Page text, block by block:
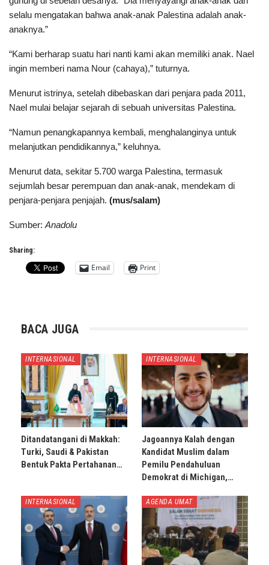
selalu mengatakan bahwa anak-anak Palestina adalah anak-
anaknya.”
“Kami berharap suatu hari nanti kami akan memiliki anak. Nael
ingin memberi nama Nour (cahaya),” tuturnya.
Menurut istrinya, setelah dibebaskan dari penjara pada 2011,
Nael mulai belajar sejarah di sebuah universitas Palestina.
“Namun penangkapannya kembali, menghalanginya untuk
melanjutkan pendidikannya,” keluhnya.
Menurut data, sekitar 5.700 warga Palestina, termasuk
sejumlah besar perempuan dan anak-anak, mendekam di
penjara-penjara penjajah. (mus/salam)
Sumber: Anadolu
Sharing:
Email Print
BACA JUGA
INTERNASIONAL
Ditandatangani di Makkah:
Turki, Saudi & Pakistan
Bentuk Pakta Pertahanan…
INTERNASIONAL
Jagoannya Kalah dengan
Kandidat Muslim dalam
Pemilu Pendahuluan
Demokrat di Michigan,…
INTERNASIONAL AGENDA UMAT